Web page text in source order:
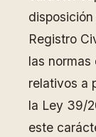
Registro
las normas
relativos a
la Ley 39/
este